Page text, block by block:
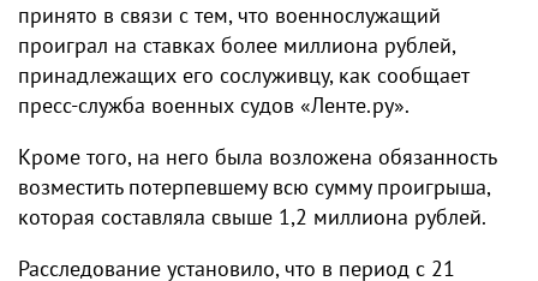
принято в связи с тем, что военнослужащий
проиграл на ставках более миллиона рублей,
принадлежащих его сослуживцу, как сообщает
пресс-служба военных судов «Ленте.ру».
Кроме того, на него была возложена обязанность
возместить потерпевшему всю сумму проигрыша,
которая составляла свыше 1,2 миллиона рублей.
Расследование установило, что в период с 21